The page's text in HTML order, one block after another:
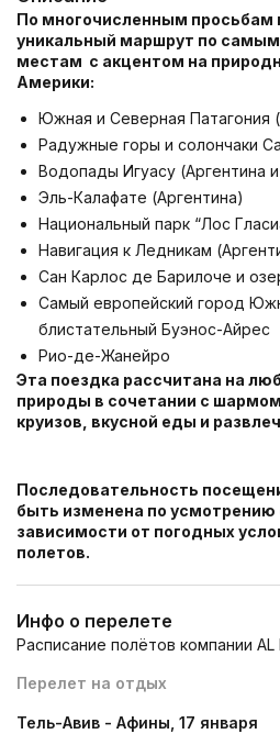
По многочисленным просьбам
уникальный маршрут по
местам с акцентом на
Америки:
Южная и Северная Патагония
Радужные горы и солончаки
Водопады Игуасу (Аргентина
Эль-Калафате (Аргентина)
Национальный парк “Лос
Навигация к Ледникам
Сан Карлос де Барилоче и
Самый европейский город
блистательный Буэнос-Айрес
Рио-де-Жанейро
Эта поездка рассчитана на
природы в сочетании с
круизов, вкусной еды и
Последовательность
быть изменена по усмотрению
зависимости от погодных
полетов.
Инфо о перелете
Расписание полётов компании AL
Перелет на отдых
Тель-Авив - Афины, 17 января